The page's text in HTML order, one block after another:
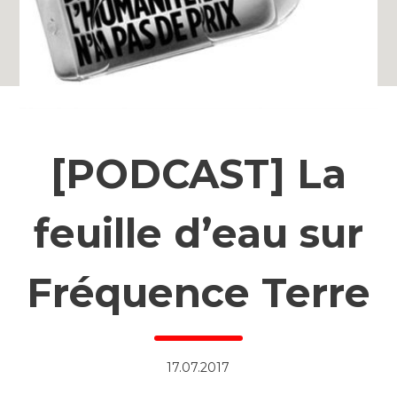
[PODCAST] La
feuille d’eau sur
Fréquence Terre
17.07.2017